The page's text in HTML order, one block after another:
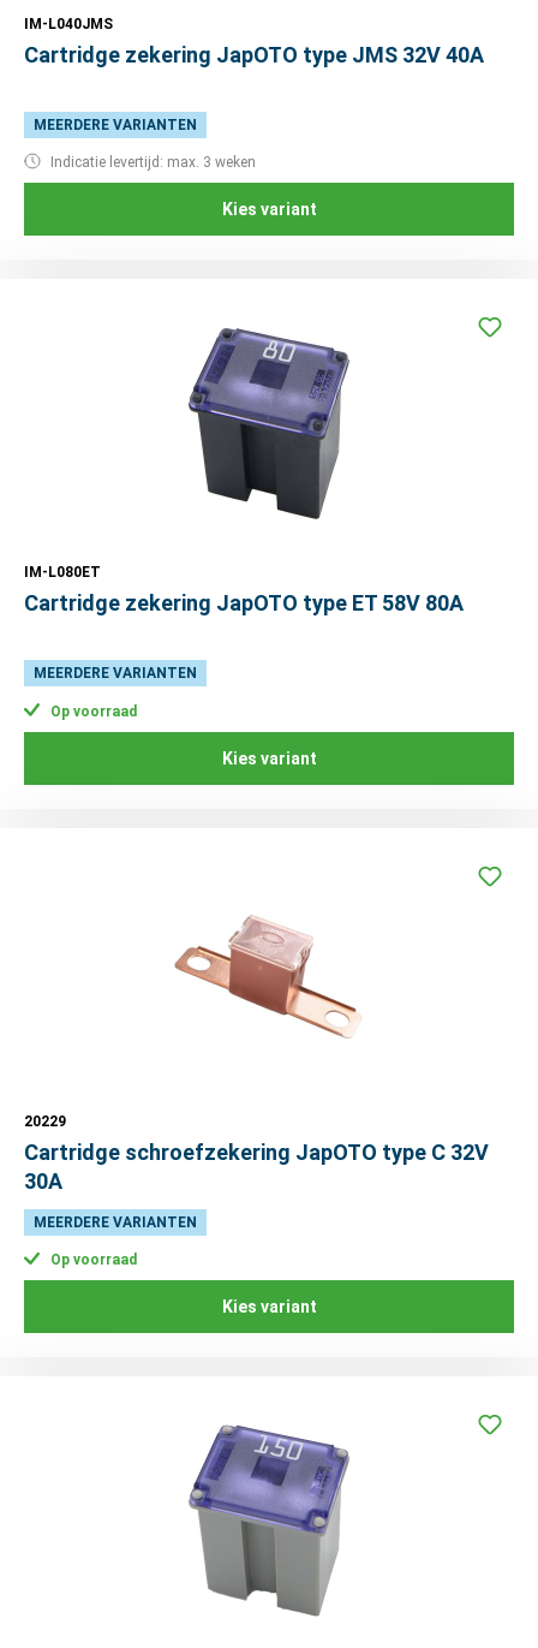
IM-L040JMS
Cartridge zekering JapOTO type JMS 32V 40A
MEERDERE VARIANTEN
Indicatie levertijd: max. 3 weken
Kies variant
IM-L080ET
Cartridge zekering JapOTO type ET 58V 80A
MEERDERE VARIANTEN
Op voorraad
Kies variant
20229
Cartridge schroefzekering JapOTO type C 32V
30A
MEERDERE VARIANTEN
Op voorraad
Kies variant